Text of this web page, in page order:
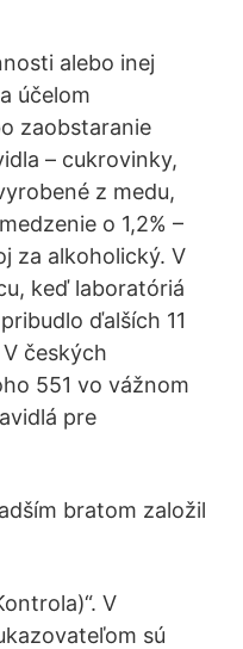
alebo inej
účelom
zaobstaranie
– cukrovinky,
z medu,
o 1,2% –
za alkoholický. V
keď laboratóriá
ďalších 11
českých
551 vo vážnom
pre
bratom založil
V
sú